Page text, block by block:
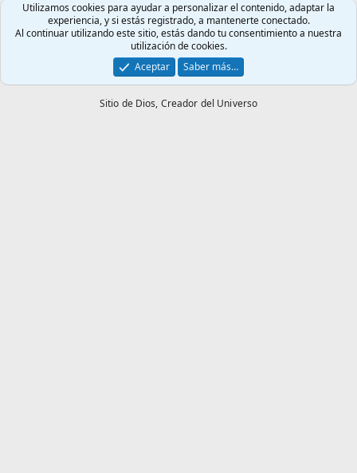
Utilizamos cookies para ayudar a personalizar el contenido, adaptar la
experiencia, y si estás registrado, a mantenerte conectado.
Al continuar utilizando este sitio, estás dando tu consentimiento a nuestra
utilización de cookies.
Aceptar
Saber más…
Sitio de Dios, Creador del Universo